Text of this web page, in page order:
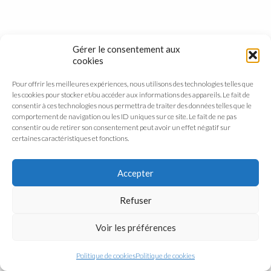
Gérer le consentement aux
cookies
Pour offrir les meilleures expériences, nous utilisons des technologies telles que
les cookies pour stocker et/ou accéder aux informations des appareils. Le fait de
consentir à ces technologies nous permettra de traiter des données telles que le
comportement de navigation ou les ID uniques sur ce site. Le fait de ne pas
consentir ou de retirer son consentement peut avoir un effet négatif sur
certaines caractéristiques et fonctions.
Accepter
Refuser
Voir les préférences
Politique de cookiesPolitique de cookies